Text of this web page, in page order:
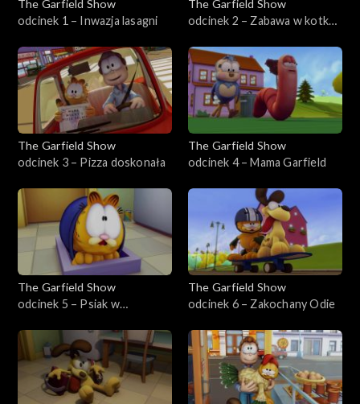
Sezon 4
The Garfield Show
odcinek 1 – Inwazja lasagni
The Garfield Show
odcinek 2 – Zabawa w kotka i
The Garfield Show
odcinek 3 – Pizza doskonała
The Garfield Show
odcinek 4 – Mama Garfield
The Garfield Show
odcinek 5 – Psiak w
The Garfield Show
odcinek 6 – Zakochany Odie